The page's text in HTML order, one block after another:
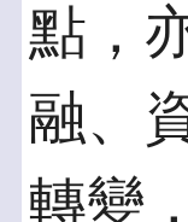
點，
融、
轉變